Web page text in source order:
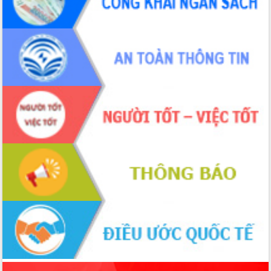
phá cơ chế - Hợp tác công tư
Đề án 06 tạo bước ngoặt đột phá trong
cải cách hành chính tỉnh Đắk Lắk
Kết nối tour, đẩy mạnh chuyển đổi số
để phát triển du lịch Đắk Lắk
Khởi động Dự án Đầu tư xây dựng hạ
tầng kỹ thuật Cụm công nghiệp Tân
Tiến
Gặp mặt các cơ quan báo chí nhân Kỷ
niệm 101 năm Ngày Báo chí Cách
mạng Việt Nam
Đắk Lắk sơ kết 4 năm triển khai thực
hiện Đề án 06 của Chính phủ
Họp báo thông tin về Hội nghị Công bố
Quy hoạch và Xúc tiến đầu tư tỉnh Đắk
Khơi thông điểm nghẽn, đẩy nhanh
giải ngân vốn khắc phục thiên tai
HĐND tỉnh thông qua điều chỉnh Quy
hoạch tỉnh thời kỳ 2021-2030